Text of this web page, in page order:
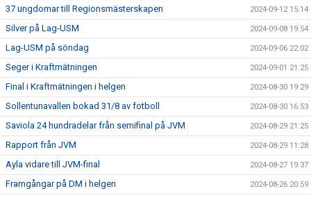
37 ungdomar till Regionsmästerskapen 2024-09-12 15:14
Silver på Lag-USM 2024-09-08 19:54
Lag-USM på söndag 2024-09-06 22:02
Seger i Kraftmätningen 2024-09-01 21:25
Final i Kraftmätningen i helgen 2024-08-30 19:29
Sollentunavallen bokad 31/8 av fotboll 2024-08-30 16:53
Saviola 24 hundradelar från semifinal på JVM 2024-08-29 21:25
Rapport från JVM 2024-08-29 11:28
Ayla vidare till JVM-final 2024-08-27 19:37
Framgångar på DM i helgen 2024-08-26 20:59